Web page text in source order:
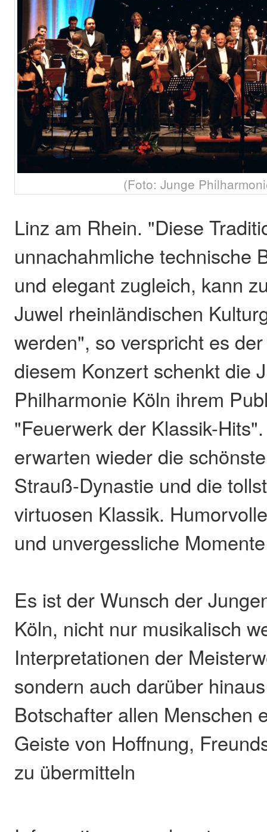
(Foto: Junge
Linz am Rhein. "Diese
unnachahmliche technische
und elegant zugleich, kann
Juwel rheinländischen
werden", so verspricht es
diesem Konzert schenkt die
Philharmonie Köln ihrem
"Feuerwerk der Klassik-
erwarten wieder die
Strauß-Dynastie und die
virtuosen Klassik.
und unvergessliche
Es ist der Wunsch der
Köln, nicht nur musikalisch
Interpretationen der
sondern auch darüber
Botschafter allen Menschen
Geiste von Hoffnung,
zu übermitteln